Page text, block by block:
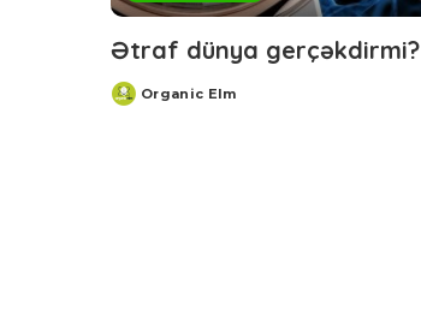
Ətraf dünya gerçəkdirmi?
Posted
Organic Elm